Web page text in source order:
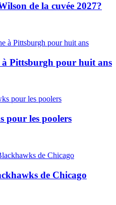
de la cuvée 2027?
à Pittsburgh pour huit ans
pour les poolers
de Chicago